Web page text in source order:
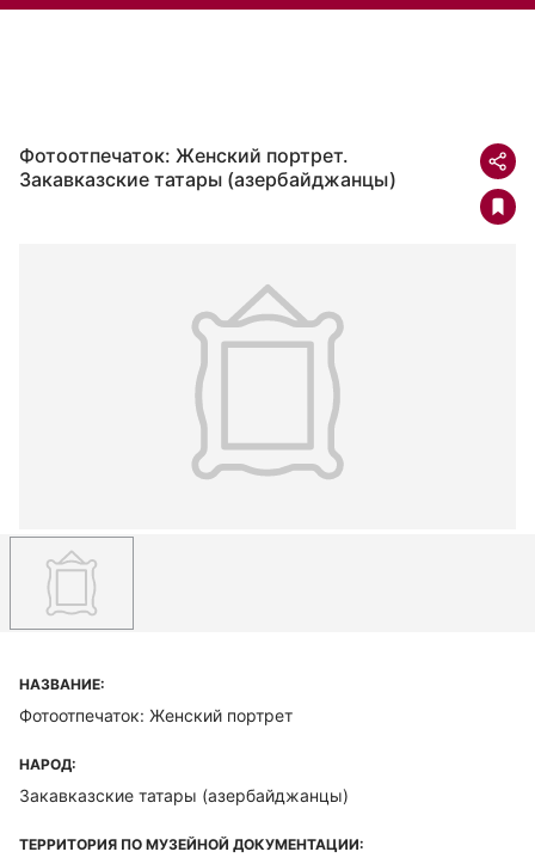
Фотоотпечаток: Женский портрет.
Закавказские татары (азербайджанцы)
НАЗВАНИЕ:
Фотоотпечаток: Женский портрет
НАРОД:
Закавказские татары (азербайджанцы)
ТЕРРИТОРИЯ ПО МУЗЕЙНОЙ ДОКУМЕНТАЦИИ: